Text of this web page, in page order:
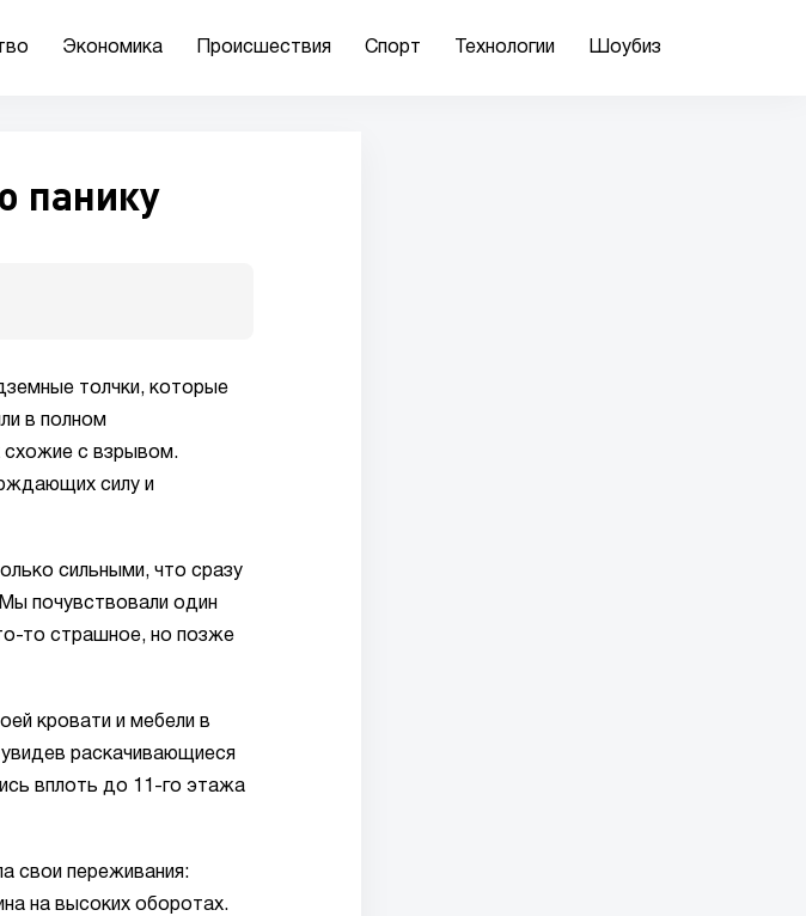
Экономика Происшествия Спорт Технологии Шоубиз
панику
толчки, которые
в полном
схожие с взрывом.
силу и
сильными, что сразу
почувствовали один
то страшное, но позже
кровати и мебели в
раскачивающиеся
вплоть до 11-го этажа
свои переживания:
на высоких оборотах.